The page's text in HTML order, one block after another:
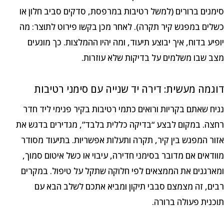
סימנים ברורים (למשל רטיבות במרפסת, סדקים סביב חלון או
כשלים במפגש קיר תקרה). לאחר מכן בקשו פירוט לתוצר: מה
יופיע בדוח, איך יבוצע תיעוד, ומה יהיו ההמלצות. כך מונעים
מצב שבו משלמים על בדיקות שלא עוזרות.
דוגמה מעשית: דירה יד שנייה עם סימני רטיבות
נניח שאתם בקריות ורואים כתמי רטיבות בקיר פנימי ליד חדר
רחצה. במקום לבצע “בדיקה כללית בלבד”, מגדירים בדגש את
אזור המפגש בין קיר, תקרה ותעלות אפשריות. בתיעוד מסודר
מוודאים אם מדובר בסימני חדירה, עיבוי או כשל איטום סמוך,
ומארגנים את הממצאים לפי חלוקה שתקל על טיפול. במקרים
רבים, זה מצמצם סבבי תיקון ומביא אתכם לשלב הבא עם
תוכנית פעולה ברורה.